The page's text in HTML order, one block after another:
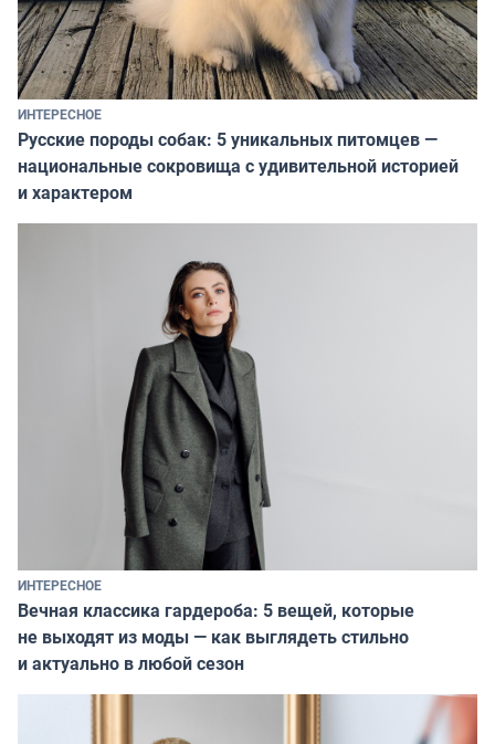
ИНТЕРЕСНОЕ
Русские породы собак: 5 уникальных питомцев —
национальные сокровища с удивительной историей
и характером
ИНТЕРЕСНОЕ
Вечная классика гардероба: 5 вещей, которые
не выходят из моды — как выглядеть стильно
и актуально в любой сезон